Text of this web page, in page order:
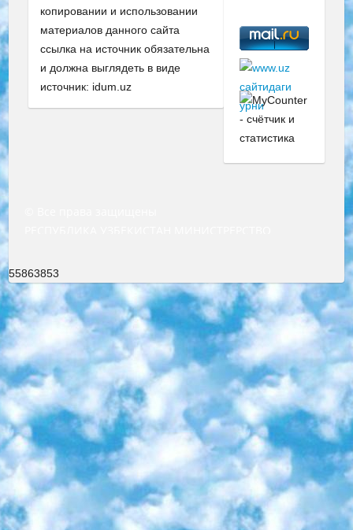
копировании и использовании
материалов данного сайта
ссылка на источник обязательна
и должна выглядеть в виде
источник: idum.uz
55863853